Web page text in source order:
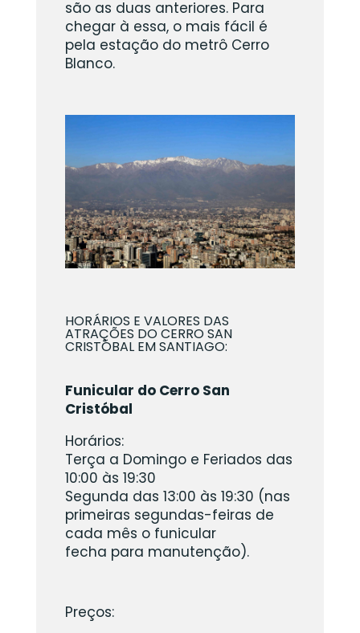
são as duas anteriores. Para
chegar à essa, o mais fácil é
pela estação do metrô Cerro
Blanco.
HORÁRIOS E VALORES DAS
ATRAÇÕES DO CERRO SAN
CRISTÓBAL EM SANTIAGO:
Funicular do Cerro San
Cristóbal
Horários:
Terça a Domingo e Feriados das
10:00 às 19:30
Segunda das 13:00 às 19:30 (nas
primeiras segundas-feiras de
cada mês o funicular
fecha para manutenção).
Preços: